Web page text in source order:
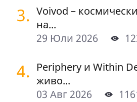
3. Voivod –
на...
29 Юли 2026
4. Periphery и Within
живо...
03 Авг 2026